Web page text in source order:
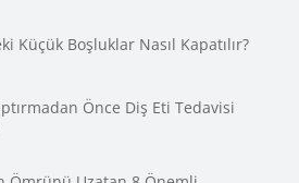
Küçük Boşluklar Nasıl Kapatılır?
Önce Diş Eti Tedavisi